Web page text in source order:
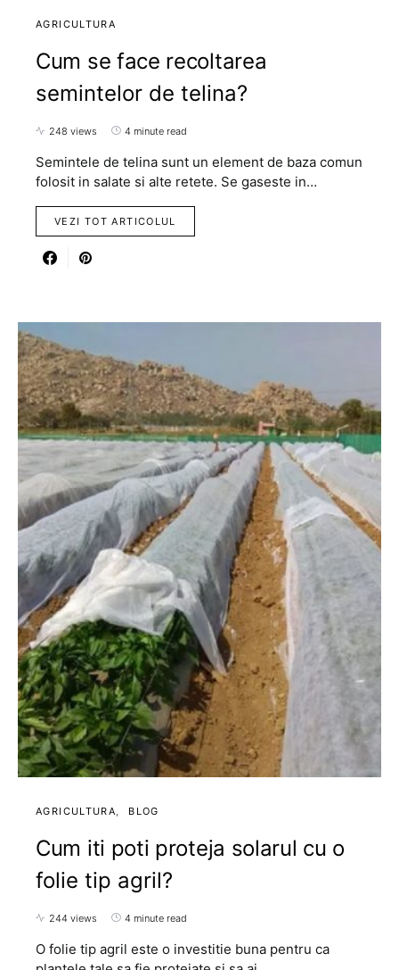
AGRICULTURA
Cum se face recoltarea
semintelor de telina?
248 views 4 minute read
Semintele de telina sunt un element de baza comun
folosit in salate si alte retete. Se gaseste in…
VEZI TOT ARTICOLUL
AGRICULTURA BLOG
Cum iti poti proteja solarul cu o
folie tip agril?
244 views 4 minute read
O folie tip agril este o investitie buna pentru ca